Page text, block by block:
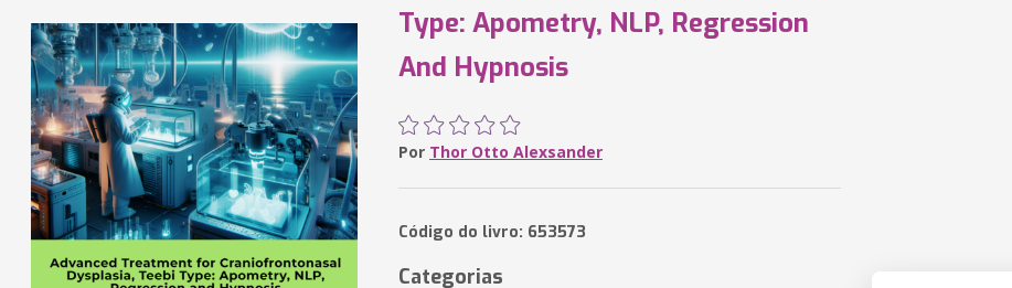
Type: Apometry, NLP, Regression
And Hypnosis
Por Thor Otto Alexsander
Código do livro: 653573
Categorias